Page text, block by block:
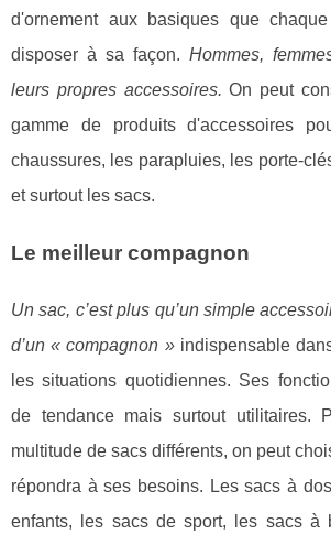
d'ornement aux basiques que
disposer à sa façon.Hommes,
leurs propres accessoires.On peut
gamme de produits d'accessoires
chaussures, les parapluies, les porte-
et surtout les sacs.
Le meilleur compagnon
Un sac, c’est plus qu’un simple
d’un « compagnon » indispensable
les situations quotidiennes. Ses
de tendance mais surtout utilitaires.
multitude de sacs différents, on peut
répondra à ses besoins. Les sacs à
enfants, les sacs de sport, les sacs à